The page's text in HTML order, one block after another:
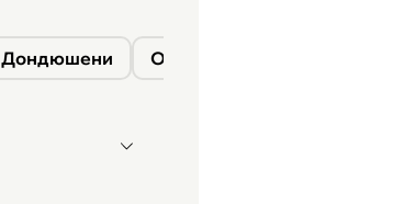
Дондюшени Окница